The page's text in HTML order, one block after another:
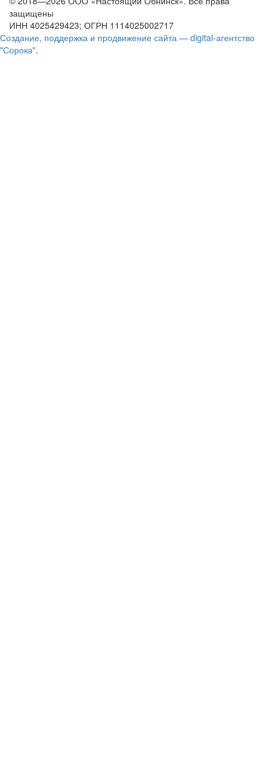
защищены
ИНН 4025429423; ОГРН 1114025002717
Создание, поддержка и продвижение сайта — digital-агентство
"Сорока".